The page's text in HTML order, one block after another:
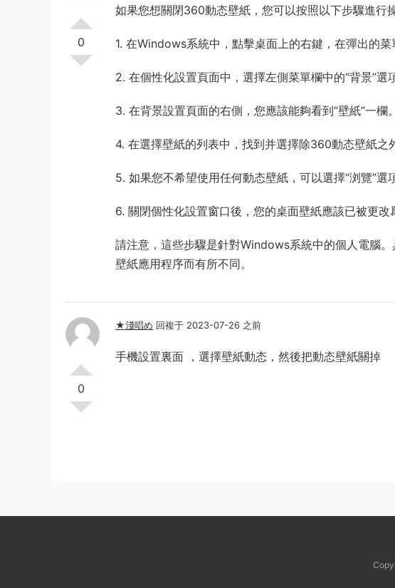
0
如果您想關閉360動态壁紙，您可以按照以下步驟進行
1. 在Windows系統中，點擊桌面上的右鍵，在彈出的菜
2. 在個性化設置頁面中，選擇左側菜單欄中的“背景”選項
3. 在背景設置頁面的右側，您應該能夠看到“壁紙”一欄
4. 在選擇壁紙的列表中，找到并選擇除360動态壁紙之
5. 如果您不希望使用任何動态壁紙，可以選擇“浏覽”選
6. 關閉個性化設置窗口後，您的桌面壁紙應該已被更改
請注意，這些步驟是針對Windows系統中的個人電腦
壁紙應用程序而有所不同。
0
★淺唱め 回複于 2023-07-26 之前
手機設置裏面 ，選擇壁紙動态，然後把動态壁紙關掉